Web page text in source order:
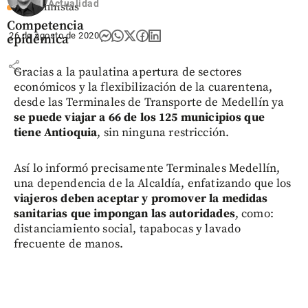
Columnistas
Competencia
epidémica
share
Actualidad
26 de agosto de 2020
Gracias a la paulatina apertura de sectores
económicos y la flexibilización de la cuarentena,
desde las Terminales de Transporte de Medellín ya
se puede viajar a 66 de los 125 municipiosque
tiene Antioquia, sin ninguna restricción.
Así lo informó precisamente Terminales Medellín,
una dependencia de la Alcaldía, enfatizando que los
viajeros deben aceptar y promover la medidas
sanitarias que impongan las autoridades, como:
distanciamiento social, tapabocas y lavado
frecuente de manos.